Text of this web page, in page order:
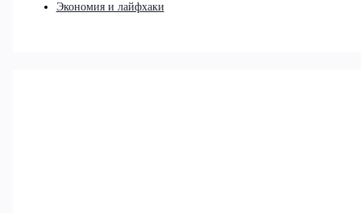
Экономия и лайфхаки